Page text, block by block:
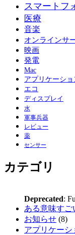
スマートフ
医療
音楽
オンラインサ
映画
発電
Mac
アプリケーショ
エコ
ディスプレイ
水
軍事兵器
レビュー
薬
センサー
カテゴリ
Deprecated:
ある意味すご
お知らせ (8)
アプリケーシ